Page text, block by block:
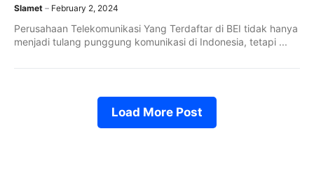
Slamet February 2, 2024
Perusahaan Telekomunikasi Yang Terdaftar di BEI tidak hanya
menjadi tulang punggung komunikasi di Indonesia, tetapi ...
Load More Post